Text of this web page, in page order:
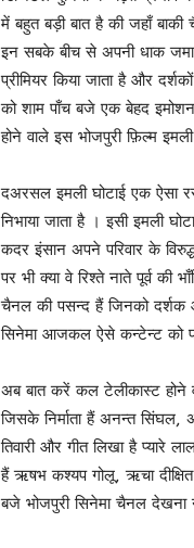
में बहुत बड़ी बात है की जहाँ बाकी
इन सबके बीच से अपनी धाक
प्रीमियर किया जाता है और
को शाम पाँच बजे एक बेहद
होने वाले इस भोजपुरी फ़िल्म
दअरसल इमली घोटाई एक ऐसा रस्म
निभाया जाता है । इसी इमली
कदर इंसान अपने परिवार के
पर भी क्या वे रिश्ते नाते पूर्व की
चैनल की पसन्द हैं जिनको
सिनेमा आजकल ऐसे कन्टेन्ट को
अब बात करें कल टेलीकास्ट होने
जिसके निर्माता हैं अनन्त सिंघल,
तिवारी और गीत लिखा है प्यारे
हैं ऋषभ कश्यप गोलू, ऋचा
बजे भोजपुरी सिनेमा चैनल देखना